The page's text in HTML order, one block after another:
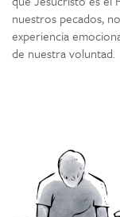
nuestros pecados,
experiencia
de nuestra voluntad.